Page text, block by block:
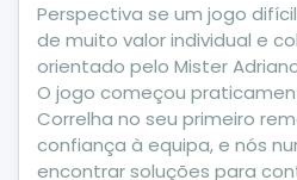
Perspectiva se um jogo
de muito valor individual e
orientado pelo Mister
O jogo começou
Correlha no seu primeiro
confiança à equipa, e nós
encontrar soluções para